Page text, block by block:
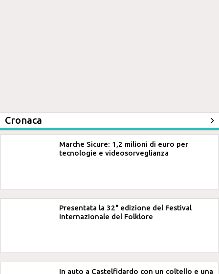
Cronaca
Marche Sicure: 1,2 milioni di euro per
tecnologie e videosorveglianza
Presentata la 32° edizione del Festival
Internazionale del Folklore
In auto a Castelfidardo con un coltello e una